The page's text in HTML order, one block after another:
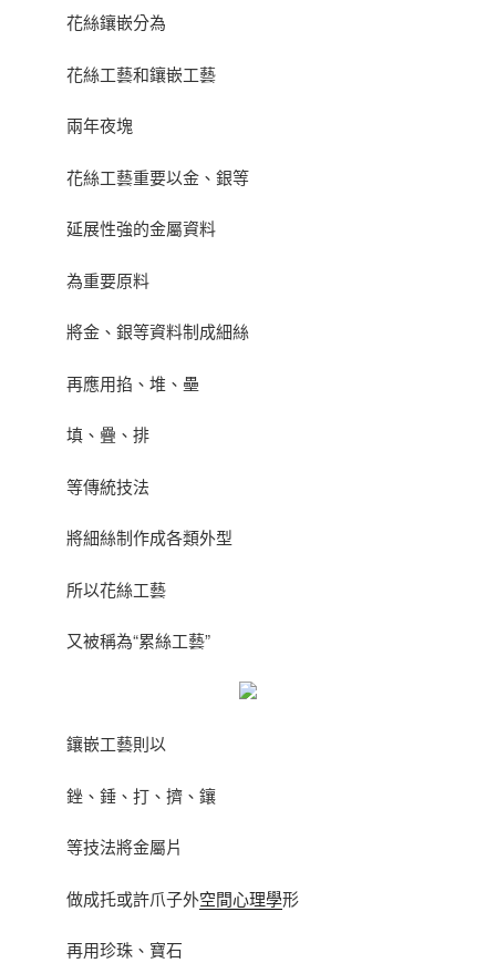
花絲鑲嵌分為
花絲工藝和鑲嵌工藝
兩年夜塊
花絲工藝重要以金、銀等
延展性強的金屬資料
為重要原料
將金、銀等資料制成細絲
再應用掐、堆、壘
填、疊、排
等傳統技法
將細絲制作成各類外型
所以花絲工藝
又被稱為“累絲工藝”
鑲嵌工藝則以
銼、錘、打、擠、鑲
等技法將金屬片
做成托或許爪子外空間心理學形
再用珍珠、寶石